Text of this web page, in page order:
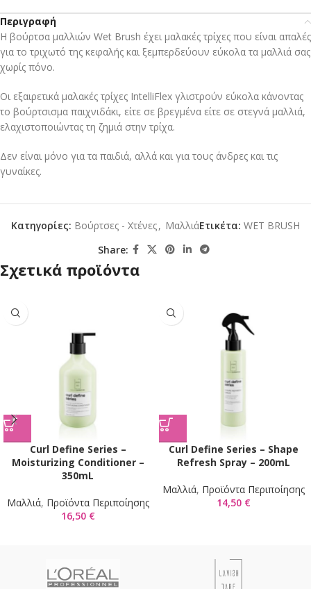
Περιγραφή
Η βούρτσα μαλλιών Wet Brush έχει μαλακές τρίχες που είναι απαλές
για το τριχωτό της κεφαλής και ξεμπερδεύουν εύκολα τα μαλλιά σας
χωρίς πόνο.
Οι εξαιρετικά μαλακές τρίχες IntelliFlex γλιστρούν εύκολα κάνοντας
το βούρτσισμα παιχνιδάκι, είτε σε βρεγμένα είτε σε στεγνά μαλλιά,
ελαχιστοποιώντας τη ζημιά στην τρίχα.
Δεν είναι μόνο για τα παιδιά, αλλά και για τους άνδρες και τις
γυναίκες.
Κατηγορίες: Βούρτσες - Χτένες, ΜαλλιάΕτικέτα: WET BRUSH
Share:
Σχετικά προϊόντα
Curl Define Series –
Moisturizing Conditioner –
350mL
Μαλλιά, Προϊόντα Περιποίησης
16,50 €
Curl Define Series – Shape
Refresh Spray – 200mL
Μαλλιά, Προϊόντα Περιποίησης
14,50 €